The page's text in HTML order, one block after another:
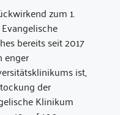
zum 1.
bereits seit 2017
enger
ist,
der
Klinikum